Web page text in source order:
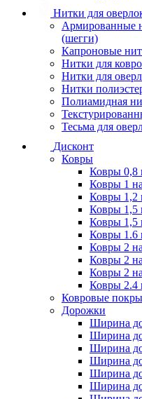
Нитки для
Армированные
(шегги)
Капроновые
Нитки для
Нитки для
Нитки
Полиамидная
Тесьма для
Дисконт
Ковры
Ковры 0,8
Ковры 1
Ковры 1,2
Ковры 1,5
Ковры 1,5
Ковры 1.6
Ковры 2
Ковры 2
Ковры 2
Ковры 2.4
Ковровые
Дорожки
Ширина
Ширина
Ширина
Ширина
Ширина
Ширина